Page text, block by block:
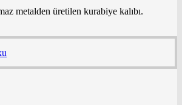
metalden üretilen kurabiye kalıbı.